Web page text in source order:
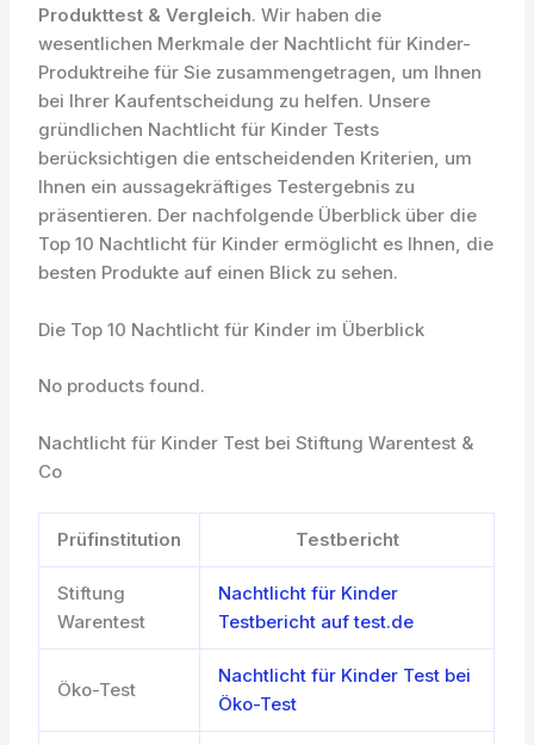
Produkttest & Vergleich. Wir haben die
wesentlichen Merkmale der Nachtlicht für Kinder-
Produktreihe für Sie zusammengetragen, um Ihnen
bei Ihrer Kaufentscheidung zu helfen. Unsere
gründlichen Nachtlicht für Kinder Tests
berücksichtigen die entscheidenden Kriterien, um
Ihnen ein aussagekräftiges Testergebnis zu
präsentieren. Der nachfolgende Überblick über die
Top 10 Nachtlicht für Kinder ermöglicht es Ihnen, die
besten Produkte auf einen Blick zu sehen.
Die Top 10 Nachtlicht für Kinder im Überblick
No products found.
Nachtlicht für Kinder Test bei Stiftung Warentest &
Co
Prüfinstitution Testbericht
Stiftung
Warentest
Nachtlicht für Kinder
Testbericht auf test.de
Öko-Test
Nachtlicht für Kinder Test bei
Öko-Test